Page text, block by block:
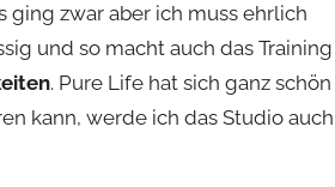
ging zwar aber ich muss ehrlich
und so macht auch das Training
. Pure Life hat sich ganz schön
kann, werde ich das Studio auch